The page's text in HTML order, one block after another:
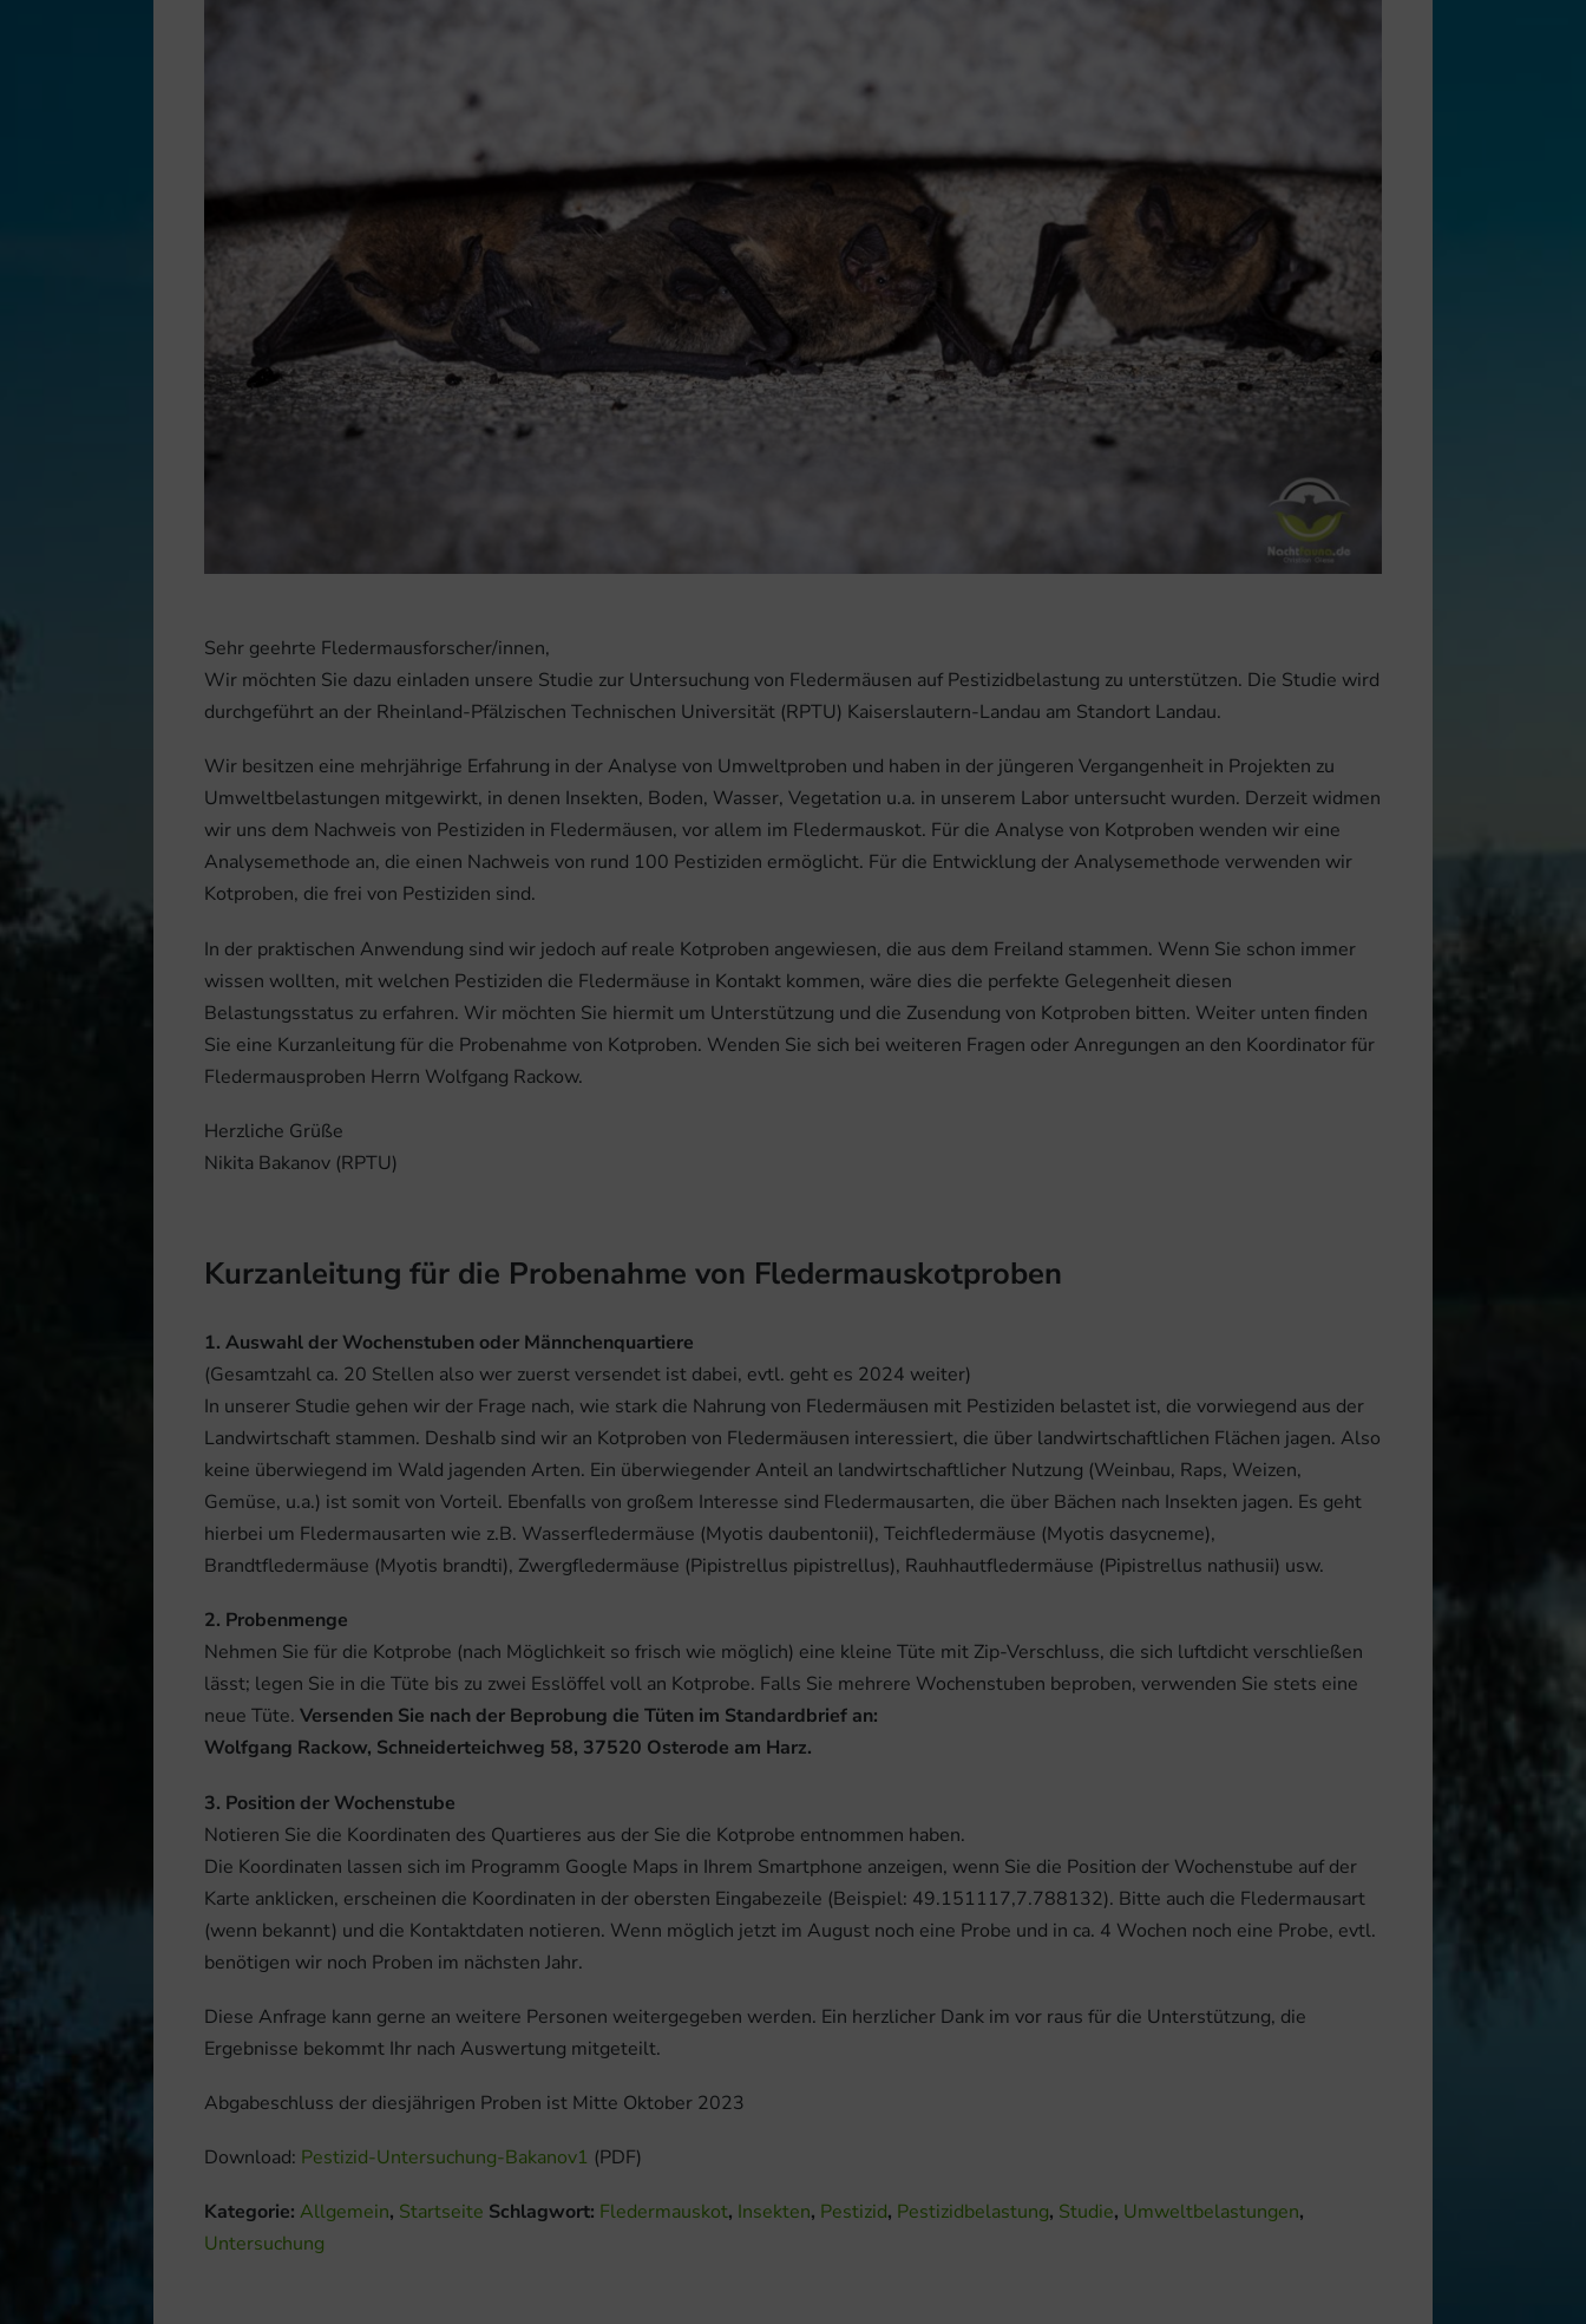
Sehr geehrte Fledermausforscher/innen,
Wir möchten Sie dazu einladen unsere Studie zur Untersuchung von Fledermäusen auf Pestizidbelastung zu unterstützen. Die Studie wird
durchgeführt an der Rheinland-Pfälzischen Technischen Universität (RPTU) Kaiserslautern-Landau am Standort Landau.
Wir besitzen eine mehrjährige Erfahrung in der Analyse von Umweltproben und haben in der jüngeren Vergangenheit in Projekten zu
Umweltbelastungen mitgewirkt, in denen Insekten, Boden, Wasser, Vegetation u.a. in unserem Labor untersucht wurden. Derzeit widmen
wir uns dem Nachweis von Pestiziden in Fledermäusen, vor allem im Fledermauskot. Für die Analyse von Kotproben wenden wir eine
Analysemethode an, die einen Nachweis von rund 100 Pestiziden ermöglicht. Für die Entwicklung der Analysemethode verwenden wir
Kotproben, die frei von Pestiziden sind.
In der praktischen Anwendung sind wir jedoch auf reale Kotproben angewiesen, die aus dem Freiland stammen. Wenn Sie schon immer
wissen wollten, mit welchen Pestiziden die Fledermäuse in Kontakt kommen, wäre dies die perfekte Gelegenheit diesen
Belastungsstatus zu erfahren. Wir möchten Sie hiermit um Unterstützung und die Zusendung von Kotproben bitten. Weiter unten finden
Sie eine Kurzanleitung für die Probenahme von Kotproben. Wenden Sie sich bei weiteren Fragen oder Anregungen an den Koordinator für
Fledermausproben Herrn Wolfgang Rackow.
Herzliche Grüße
Nikita Bakanov (RPTU)
Kurzanleitung für die Probenahme von Fledermauskotproben
1. Auswahl der Wochenstuben oder Männchenquartiere
(Gesamtzahl ca. 20 Stellen also wer zuerst versendet ist dabei, evtl. geht es 2024 weiter)
In unserer Studie gehen wir der Frage nach, wie stark die Nahrung von Fledermäusen mit Pestiziden belastet ist, die vorwiegend aus der
Landwirtschaft stammen. Deshalb sind wir an Kotproben von Fledermäusen interessiert, die über landwirtschaftlichen Flächen jagen. Also
keine überwiegend im Wald jagenden Arten. Ein überwiegender Anteil an landwirtschaftlicher Nutzung (Weinbau, Raps, Weizen,
Gemüse, u.a.) ist somit von Vorteil. Ebenfalls von großem Interesse sind Fledermausarten, die über Bächen nach Insekten jagen. Es geht
hierbei um Fledermausarten wie z.B. Wasserfledermäuse (Myotis daubentonii), Teichfledermäuse (Myotis dasycneme),
Brandtfledermäuse (Myotis brandti), Zwergfledermäuse (Pipistrellus pipistrellus), Rauhhautfledermäuse (Pipistrellus nathusii) usw.
2. Probenmenge
Nehmen Sie für die Kotprobe (nach Möglichkeit so frisch wie möglich) eine kleine Tüte mit Zip-Verschluss, die sich luftdicht verschließen
lässt; legen Sie in die Tüte bis zu zwei Esslöffel voll an Kotprobe. Falls Sie mehrere Wochenstuben beproben, verwenden Sie stets eine
neue Tüte. Versenden Sie nach der Beprobung die Tüten im Standardbrief an:
Wolfgang Rackow, Schneiderteichweg 58, 37520 Osterode am Harz.
3. Position der Wochenstube
Notieren Sie die Koordinaten des Quartieres aus der Sie die Kotprobe entnommen haben.
Die Koordinaten lassen sich im Programm Google Maps in Ihrem Smartphone anzeigen, wenn Sie die Position der Wochenstube auf der
Karte anklicken, erscheinen die Koordinaten in der obersten Eingabezeile (Beispiel: 49.151117,7.788132). Bitte auch die Fledermausart
(wenn bekannt) und die Kontaktdaten notieren. Wenn möglich jetzt im August noch eine Probe und in ca. 4 Wochen noch eine Probe, evtl.
benötigen wir noch Proben im nächsten Jahr.
Diese Anfrage kann gerne an weitere Personen weitergegeben werden. Ein herzlicher Dank im vor raus für die Unterstützung, die
Ergebnisse bekommt Ihr nach Auswertung mitgeteilt.
Abgabeschluss der diesjährigen Proben ist Mitte Oktober 2023
Download: Pestizid-Untersuchung-Bakanov1 (PDF)
Kategorie: Allgemein, Startseite Schlagwort: Fledermauskot, Insekten, Pestizid, Pestizidbelastung, Studie, Umweltbelastungen,
Untersuchung